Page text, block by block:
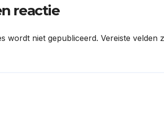
reactie
wordt niet gepubliceerd. Vereiste velden